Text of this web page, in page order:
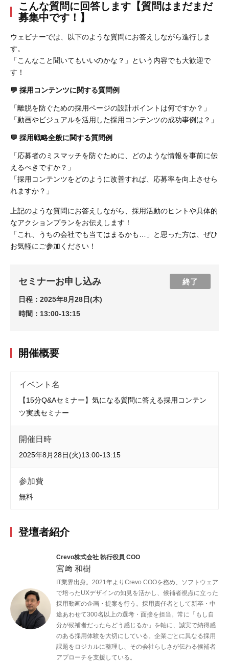
こんな質問に回答します【質問はまだまだ
募集中です！】
ウェビナーでは、以下のような質問にお答えしながら進行しま
す。
「こんなこと聞いてもいいのかな？」という内容でも大歓迎で
す！
💬 採用コンテンツに関する質問例
「離脱を防ぐための採用ページの設計ポイントは何ですか？」
「動画やビジュアルを活用した採用コンテンツの成功事例は？」
💬 採用戦略全般に関する質問例
「応募者のミスマッチを防ぐために、どのような情報を事前に伝
えるべきですか？」
「採用コンテンツをどのように改善すれば、応募率を向上させら
れますか？」
上記のような質問にお答えしながら、採用活動のヒントや具体的
なアクションプランをお伝えします！
「これ、うちの会社でも当てはまるかも…」と思った方は、ぜひ
お気軽にご参加ください！
セミナーお申し込み 終了
日程： 2025年8月28日(木)
時間： 13:00-13:15
開催概要
イベント名
【15分Q&Aセミナー】気になる質問に答える採用コンテン
ツ実践セミナー
開催日時
2025年8月28日(火)13:00-13:15
参加費
無料
登壇者紹介
Crevo株式会社 執行役員 COO
宮﨑 和樹
IT業界出身。2021年よりCrevo COOを務め、ソフトウェア
で培ったUXデザインの知見を活かし、候補者視点に立った
採用動画の企画・提案を行う。採用責任者として新卒・中
途あわせて300名以上の選考・面接を担当。常に「もし自
分が候補者だったらどう感じるか」を軸に、誠実で納得感
のある採用体験を大切にしている。企業ごとに異なる採用
課題をロジカルに整理し、その会社らしさが伝わる候補者
アプローチを支援している。